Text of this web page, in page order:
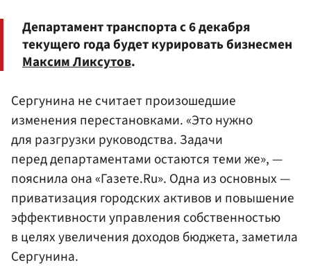
Департамент транспорта с 6 декабря
текущего года будет курировать бизнесмен
Максим Ликсутов.
Сергунина не считает произошедшие
изменения перестановками. «Это нужно
для разгрузки руководства. Задачи
перед департаментами остаются теми же», —
пояснила она «Газете.Ru». Одна из основных —
приватизация городских активов и повышение
эффективности управления собственностью
в целях увеличения доходов бюджета, заметила
Сергунина.